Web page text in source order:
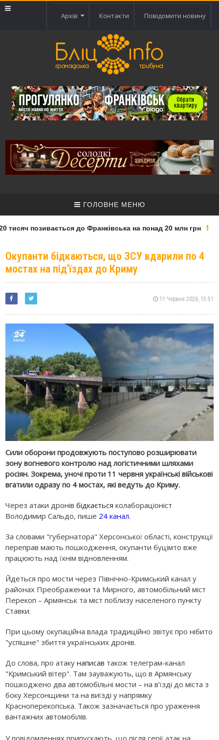
Архів Контакти Повідомити новину
ГОЛОВНЕ МЕНЮ
позивається до Франківська на понад 20 млн грн
Окупанти бідкаються, що ЗСУ вдарили по 4
мостах на під'їздах до Криму
11 Червня 2026, 15:51
Сили оборони продовжують поступово розширювати
зону вогневого контролю над логістичними шляхами
росіян. Зокрема, уночі проти 11 червня українські військові
вгатили одразу по 4 мостах, які ведуть до Криму.
Через атаки дронівбідкаєтьсяколабораціоніст
Володимир Сальдо, пише 24 канал.
За словами "губернатора" Херсонської області, конструкції
переправ мають пошкодження, окупанти буцімто вже
працюють над їхнім відновленням.
Йдеться про мости через Північно-Кримський канал у
районах Преображенки та Мирного, автомобільний міст
Перекоп – Армянськ та міст поблизу населеного пункту
Ставки.
При цьому окупаційна влада традиційно звітує про нібито
"успішне" збиття українських дронів.
До слова, про атакунаписав також телеграм-канал
"Кримський вітер". Там зауважують, що в Армянську
пошкоджено два автомобільні мости – на в'їзді до міста з
боку Херсонщини та на виїзді у напрямку
Красноперекопська. Також зазначається про ураження
вантажних автомобілів.
У повідомленнях припускають, що після серії атак на